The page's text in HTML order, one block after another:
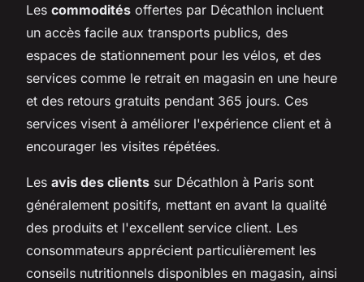
Les commodités offertes par Décathlon incluent
un accès facile aux transports publics, des
espaces de stationnement pour les vélos, et des
services comme le retrait en magasin en une heure
et des retours gratuits pendant 365 jours. Ces
services visent à améliorer l'expérience client et à
encourager les visites répétées.
Les avis des clients sur Décathlon à Paris sont
généralement positifs, mettant en avant la qualité
des produits et l'excellent service client. Les
consommateurs apprécient particulièrement les
conseils nutritionnels disponibles en magasin, ainsi